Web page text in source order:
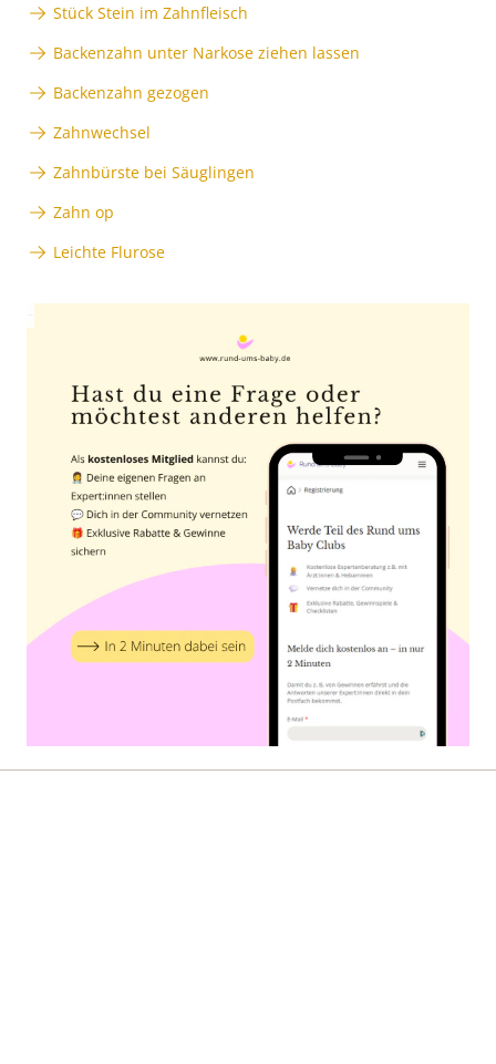
Stück Stein im Zahnfleisch
Backenzahn unter Narkose ziehen lassen
Backenzahn gezogen
Zahnwechsel
Zahnbürste bei Säuglingen
Zahn op
Leichte Flurose